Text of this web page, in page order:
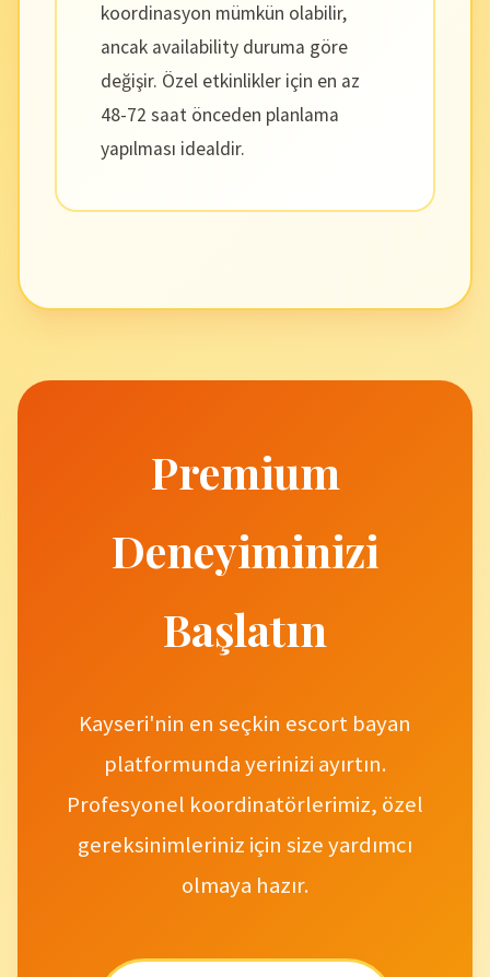
koordinasyon mümkün olabilir,
ancak availability duruma göre
değişir. Özel etkinlikler için en az
48-72 saat önceden planlama
yapılması idealdir.
Premium
Deneyiminizi
Başlatın
Kayseri'nin en seçkin escort bayan
platformunda yerinizi ayırtın.
Profesyonel koordinatörlerimiz, özel
gereksinimleriniz için size yardımcı
olmaya hazır.